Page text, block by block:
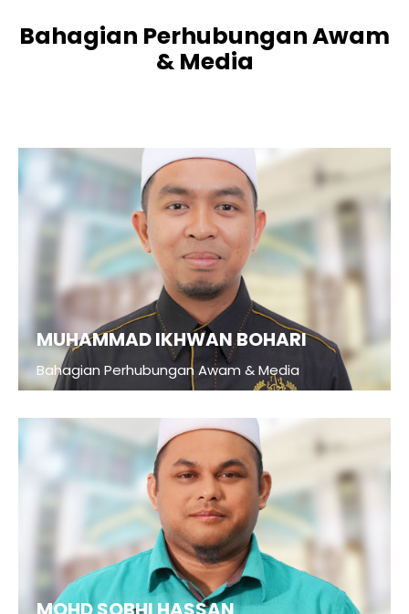
Bahagian Perhubungan Awam
& Media
MUHAMMAD IKHWAN BOHARI
Bahagian Perhubungan Awam & Media